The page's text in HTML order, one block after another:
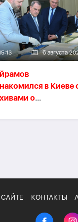
6 августа
в Киеве
о
АДР
КОНТАКТЫ